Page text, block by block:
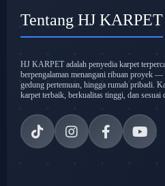
Tentang HJ KARPET
HJ KARPET adalah penyedia karpet
berpengalaman menangani ribuan proyek
gedung pertemuan, hingga rumah pribadi.
karpet terbaik, berkualitas tinggi, dan sesuai